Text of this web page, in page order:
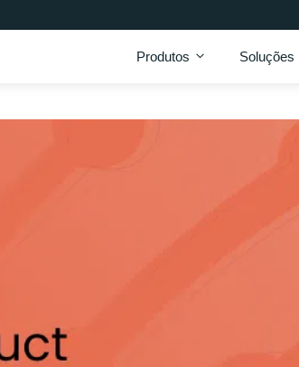
Produtos Soluções